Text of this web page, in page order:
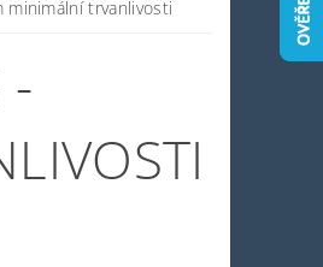
minimální trvanlivosti
-